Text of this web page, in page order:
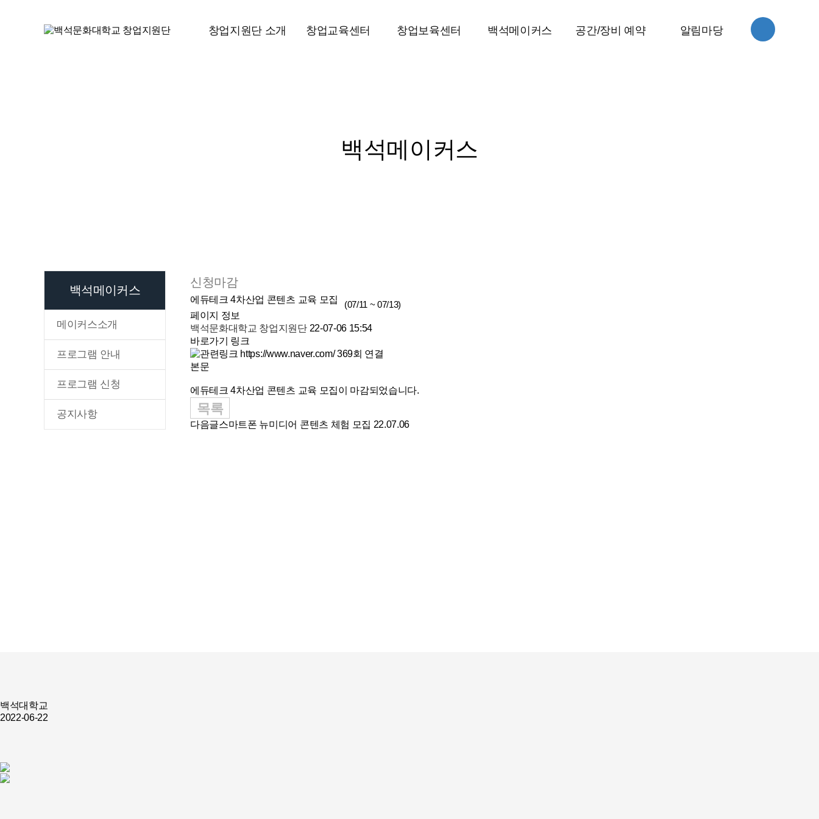
창업지원단 소개 창업교육센터 창업보육센터 백석메이커스 공간/장비 예약 알림마당
백석메이커스
백석메이커스
메이커스소개
프로그램 안내
프로그램 신청
공지사항
신청마감
에듀테크 4차산업 콘텐츠 교육 모집
(07/11 ~ 07/13)
페이지 정보
백석문화대학교 창업지원단 22-07-06 15:54
바로가기 링크
https://www.naver.com/ 369회 연결
본문
에듀테크 4차산업 콘텐츠 교육 모집이 마감되었습니다.
목록
다음글스마트폰 뉴미디어 콘텐츠 체험 모집 22.07.06
백석대학교
2022-06-22